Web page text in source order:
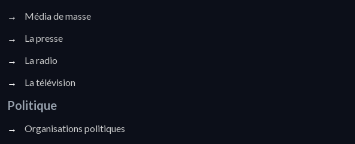
→
Média de masse
→
La presse
→
La radio
→
La télévision
Politique
→
Organisations politiques